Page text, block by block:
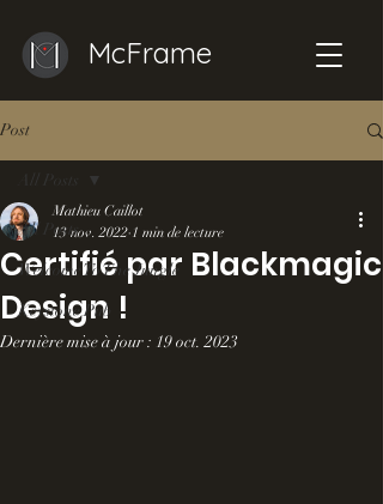
McFrame
Post
All Posts
Welcome To The Jungle
Keystone Pub
All Posts
Certifié par Blackmagic
Design !
Mathieu Caillot
13 nov. 2022 1 min de lecture
Dernière mise à jour : 19 oct. 2023